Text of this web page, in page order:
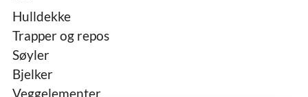
Hulldekke
Trapper og repos
Søyler
Bjelker
Veggelementer